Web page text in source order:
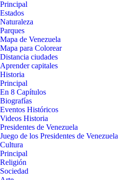
Principal
Estados
Naturaleza
Parques
Mapa de Venezuela
Mapa para Colorear
Distancia ciudades
Aprender capitales
Historia
Principal
En 8 Capítulos
Biografías
Eventos Históricos
Videos Historia
Presidentes de Venezuela
Juego de los Presidentes de Venezuela
Cultura
Principal
Religión
Sociedad